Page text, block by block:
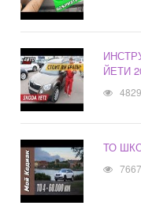
ЙЕТИ
4829
ТО
7667